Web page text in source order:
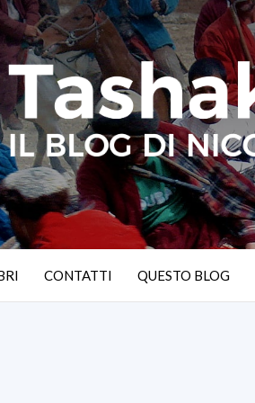
CONTATTI QUESTO BLOG